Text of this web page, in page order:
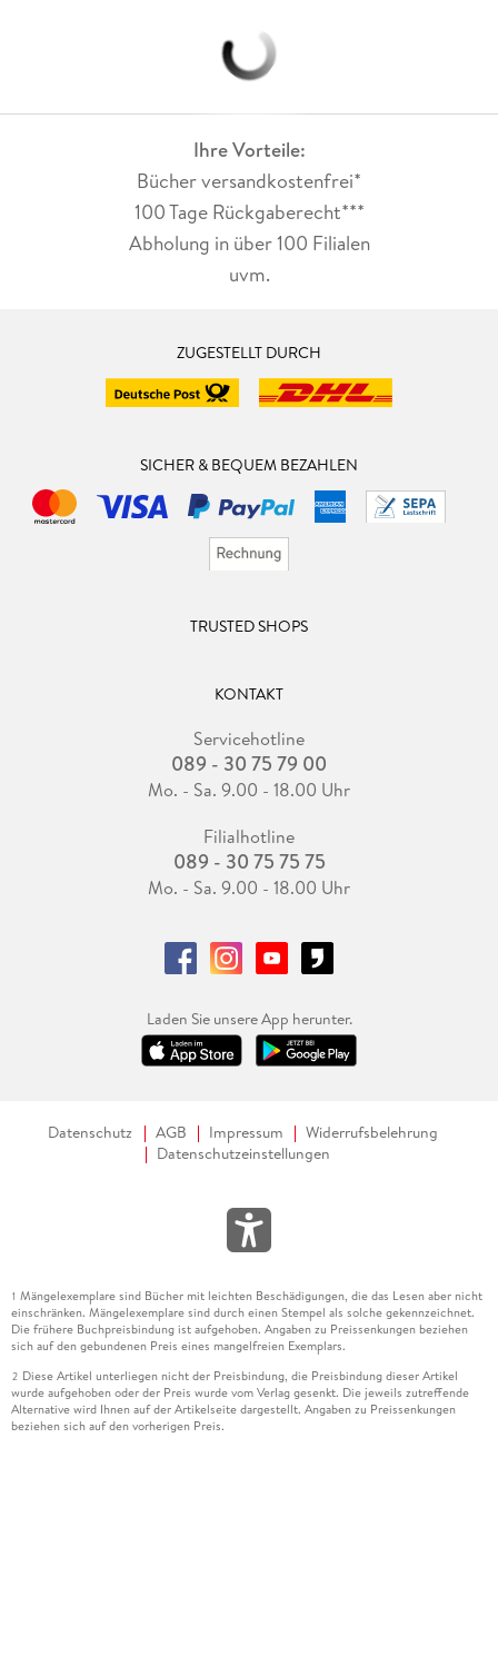
Ihre Vorteile:
Bücher versandkostenfrei*
100 Tage Rückgaberecht***
Abholung in über 100 Filialen
uvm.
ZUGESTELLT DURCH
SICHER & BEQUEM BEZAHLEN
TRUSTED SHOPS
KONTAKT
Servicehotline
089 - 30 75 79 00
Mo. - Sa. 9.00 - 18.00 Uhr
Filialhotline
089 - 30 75 75 75
Mo. - Sa. 9.00 - 18.00 Uhr
Laden Sie unsere App herunter.
Datenschutz AGB Impressum
Widerrufsbelehrung
Datenschutzeinstellungen
1 Mängelexemplare sind Bücher mit leichten Beschädigungen, die das Lesen aber nicht
einschränken. Mängelexemplare sind durch einen Stempel als solche gekennzeichnet.
Die frühere Buchpreisbindung ist aufgehoben. Angaben zu Preissenkungen beziehen
sich auf den gebundenen Preis eines mangelfreien Exemplars.
2 Diese Artikel unterliegen nicht der Preisbindung, die Preisbindung dieser Artikel
wurde aufgehoben oder der Preis wurde vom Verlag gesenkt. Die jeweils zutreffende
Alternative wird Ihnen auf der Artikelseite dargestellt. Angaben zu Preissenkungen
beziehen sich auf den vorherigen Preis.